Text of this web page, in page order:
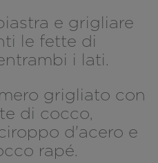
e grigliare
le fette di
i lati.
grigliato con
di cocco,
d'acero e
rapé.